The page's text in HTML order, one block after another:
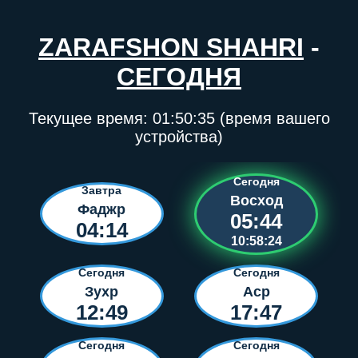
ZARAFSHON SHAHRI -
СЕГОДНЯ
Текущее время: 01:50:35(время вашего
устройства)
Завтра
Фаджр
04:14
Сегодня
Восход
05:44
10:58:24
Сегодня
Зухр
12:49
Сегодня
Аср
17:47
Сегодня Сегодня